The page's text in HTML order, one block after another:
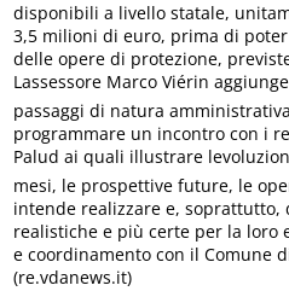
disponibili a livello statale,
3,5 milioni di euro, prima di
delle opere di protezione,
Lassessore Marco Viérin
passaggi di natura
programmare un incontro con i
Palud ai quali illustrare
mesi, le prospettive future, le
intende realizzare e, soprattutto,
realistiche e più certe per la loro
e coordinamento con il Comune
(re.vdanews.it)